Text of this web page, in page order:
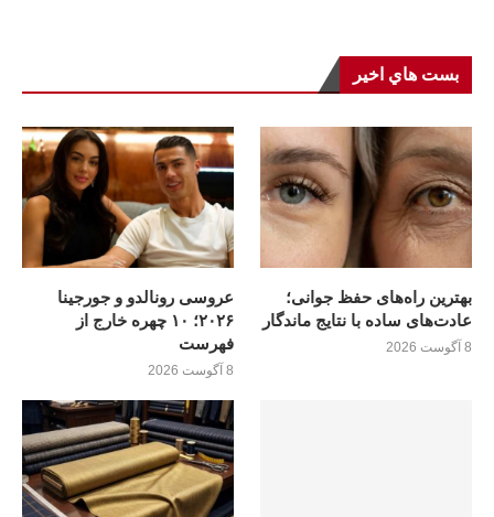
بست هاي اخير
بهترین راه‌های حفظ جوانی؛
عادت‌های ساده با نتایج ماندگار
8 آگوست 2026
عروسی رونالدو و جورجینا
۲۰۲۶؛ ۱۰ چهره خارج از
فهرست
8 آگوست 2026